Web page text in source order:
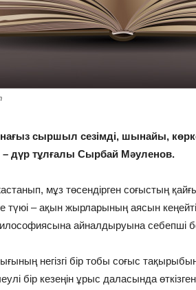
сыршыл сезімді, шынайы,
– дүр тұлғалы Сырбай Мәуленов.
мұз төсендірген соғыстың
түюі – ақын жырларының аясын
айналдыруына себепші
негізгі бір тобы соғыс
бір кезеңін ұрыс даласында өткізген